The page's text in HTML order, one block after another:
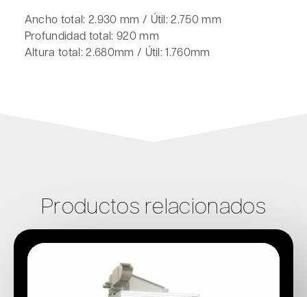
Ancho total: 2.930 mm / Útil: 2.750 mm
Profundidad total: 920 mm
Altura total: 2.680mm / Útil: 1.760mm
Productos relacionados